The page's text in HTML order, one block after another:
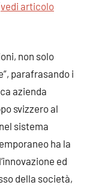
vedi articolo
non solo
parafrasando i
azienda
svizzero al
sistema
ha la
ed
della società,